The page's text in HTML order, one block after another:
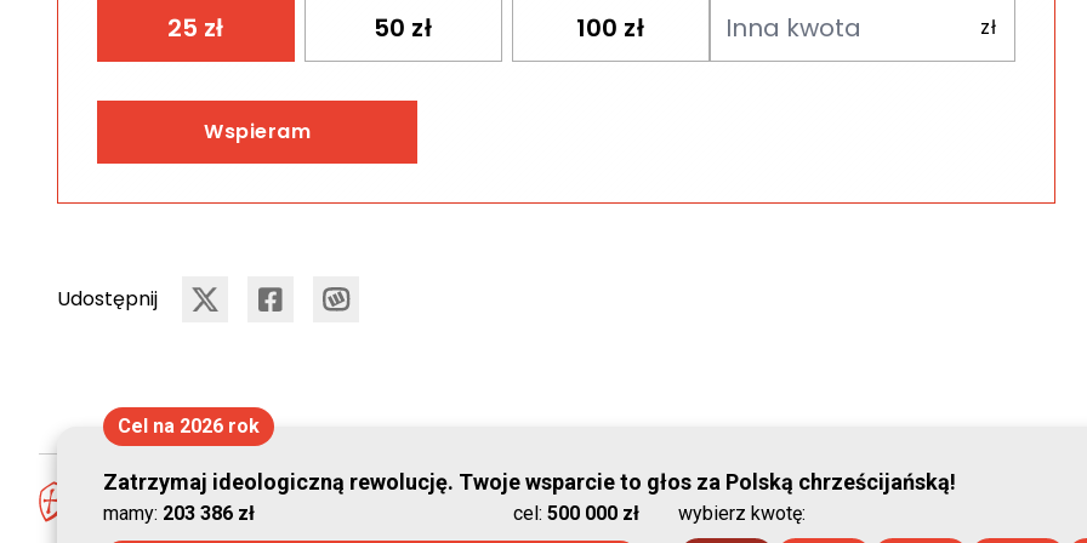
25 zł 50 zł 100 zł
Wspieram
Udostępnij
©
Cel na 2026 rok
Zatrzymaj ideologiczną rewolucję. Twoje wsparcie to głos za Polską chrześcijańską!
mamy: 203 386 zł cel: 500 000 zł wybierz kwotę: